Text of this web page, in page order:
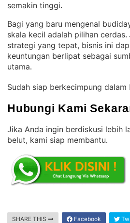
semakin tinggi.
Bagi yang baru mengenal
skala kecil adalah pilihan cerdas.
strategi yang tepat, bisnis ini
keuntungan berlipat sebagai
utama.
Sudah siap berkecimpung
Hubungi Kami
Jika Anda ingin berdiskusi lebih
belut, kami siap membantu.
SHARE THIS Facebook